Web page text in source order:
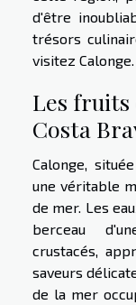
d'être
trésors
visitez Calonge.
Les fruits
Costa
Calonge,
une véritable
de mer. Les
berceau
crustacés,
saveurs
de la mer